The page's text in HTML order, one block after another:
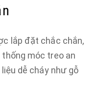
lắp đặt chắc chắn,
móc treo an
dễ cháy như gỗ